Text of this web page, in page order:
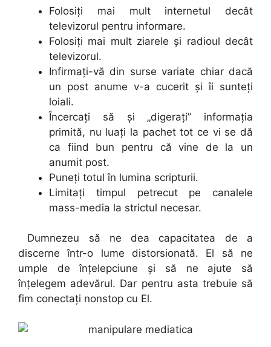
Folosiţi mai mult internetul decât
televizorul pentru informare.
Folosiţi mai mult ziarele şi radioul decât
televizorul.
Infirmaţi-vă din surse variate chiar dacă
un post anume v-a cucerit şi îi sunteţi
loiali.
Încercaţi să şi „digeraţi” informaţia
primită, nu luaţi la pachet tot ce vi se dă
ca fiind bun pentru că vine de la un
anumit post.
Puneţi totul în lumina scripturii.
Limitaţi timpul petrecut pe canalele
mass-media la strictul necesar.
Dumnezeu să ne dea capacitatea de a
discerne într-o lume distorsionată. El să ne
umple de înţelepciune şi să ne ajute să
înţelegem adevărul. Dar pentru asta trebuie să
fim conectaţi nonstop cu El.